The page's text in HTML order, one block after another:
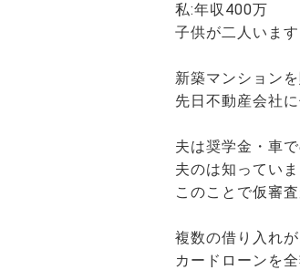
私:年収400万
子供が二人います
新築マンション
先日不動産会社
夫は奨学金・車
夫のは知ってい
このことで仮審
複数の借り入れ
カードローンを